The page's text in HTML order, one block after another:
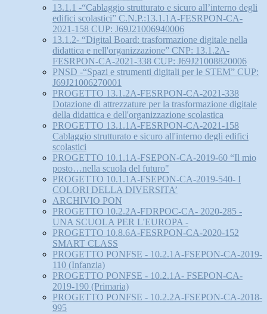
13.1.1 -“Cablaggio strutturato e sicuro all’interno degli
edifici scolastici” C.N.P.:13.1.1A-FESRPON-CA-
2021-158 CUP: J69J21006940006
13.1.2- “Digital Board: trasformazione digitale nella
didattica e nell'organizzazione” CNP: 13.1.2A-
FESRPON-CA-2021-338 CUP: J69J21008820006
PNSD -“Spazi e strumenti digitali per le STEM” CUP:
J69J21006270001
PROGETTO 13.1.2A-FESRPON-CA-2021-338
Dotazione di attrezzature per la trasformazione digitale
della didattica e dell'organizzazione scolastica
PROGETTO 13.1.1A-FESRPON-CA-2021-158
Cablaggio strutturato e sicuro all'interno degli edifici
scolastici
PROGETTO 10.1.1A-FSEPON-CA-2019-60 “Il mio
posto…nella scuola del futuro"
PROGETTO 10.1.1A-FSEPON-CA-2019-540- I
COLORI DELLA DIVERSITA’
ARCHIVIO PON
PROGETTO 10.2.2A-FDRPOC-CA- 2020-285 -
UNA SCUOLA PER L'EUROPA -
PROGETTO 10.8.6A-FESRPON-CA-2020-152
SMART CLASS
PROGETTO PONFSE - 10.2.1A-FSEPON-CA-2019-
110 (Infanzia)
PROGETTO PONFSE - 10.2.1A- FSEPON-CA-
2019-190 (Primaria)
PROGETTO PONFSE - 10.2.2A-FSEPON-CA-2018-
995